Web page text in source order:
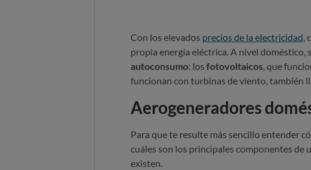
Con los elevados precios de la electricidad ,
propia energía eléctrica. A nivel doméstico,
autoconsumo: los fotovoltaicos, que
funcionan con turbinas de viento, también
Aerogeneradores
Para que te resulte más sencillo entender
cuáles son los principales componentes de
existen.